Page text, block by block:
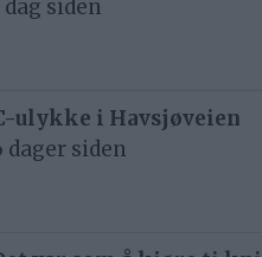
dag siden
ulykke i Havsjøveien
dager siden